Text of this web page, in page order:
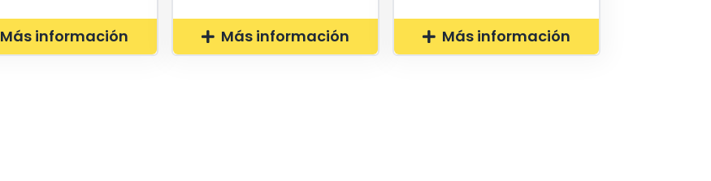
Más información Más información Más información